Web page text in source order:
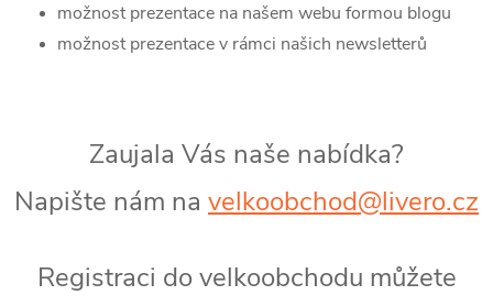
možnost prezentace na našem webu formou blogu
možnost prezentace v rámci našich newsletterů
Zaujala Vás naše nabídka?
Napište nám na velkoobchod@livero.cz
Registraci do velkoobchodu můžete